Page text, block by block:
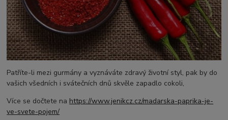
Patříte-li mezi gurmány a vyznáváte zdravý životní styl, pak by do
vašich všedních i svátečních dnů skvěle zapadlo cokoli,
Více se dočtete na https://www.jenikcz.cz/madarska-paprika-je-
ve-svete-pojem/